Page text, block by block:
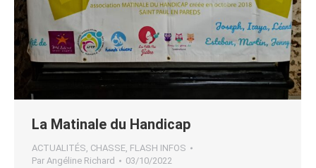
La Matinale du Handicap
ACTUALITÉS CHASSE FLASH INFOS
Par Angéline Richard 03/10/2022